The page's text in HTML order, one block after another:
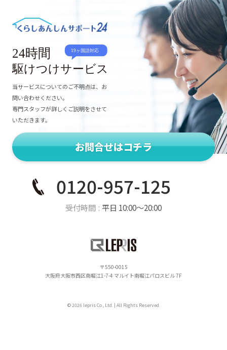
当サービスについてのご不明点は、お
問い合わせください。
専門スタッフが詳しくご説明をさせて
いただきます。
お問合せはコチラ
0120-957-125
受付時間 平日 10:00〜20:00
550-0015
大阪府大阪市西区南堀江1-7-4 マルイト南堀江パロスビル 7F
© 2026 lepris Co., Ltd. | All Rights Reserved.